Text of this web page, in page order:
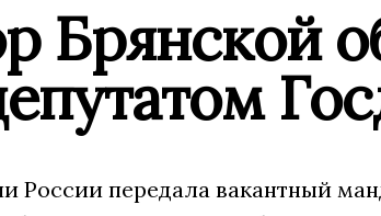
Брянской
России передала вакантный